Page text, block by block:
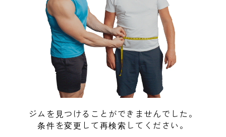
ジムを見つけることができませんでした。
条件を変更して再検索してください。